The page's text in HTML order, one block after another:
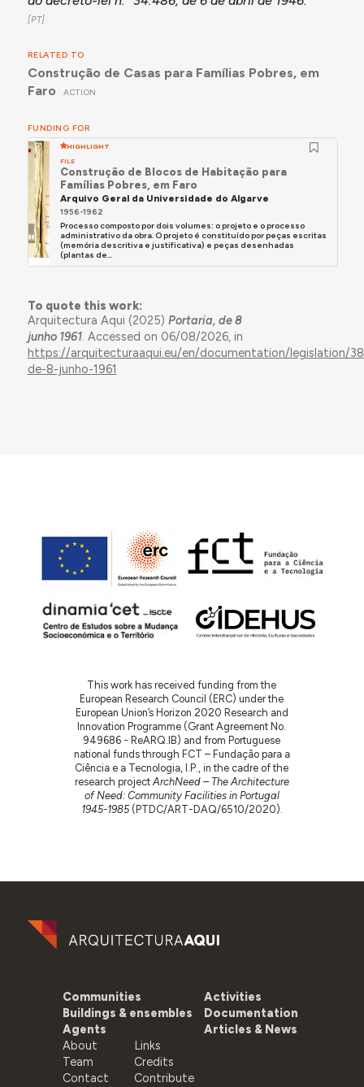
RELATED TO
Construção de Casas para Famílias Pobres, em
Faro
ACTION
FUNDING FOR
HIGHLIGHT
FILE
Construção de Blocos de Habitação para
Famílias Pobres, em Faro
Arquivo Geral da Universidade do Algarve
1956-1962
Processo composto por dois volumes: o projeto e o processo
administrativo da obra. O projeto é constituído por peças escritas
(memória descritiva e justificativa) e peças desenhadas
(plantas de...
To quote this work:
Arquitectura Aqui (2025) Portaria, de 8
junho 1961. Accessed on 06/08/2026, in
https://arquitecturaaqui.eu/en/documentation/legislation/
de-8-junho-1961
This work has received funding from the
European Research Council (ERC) under the
European Union’s Horizon 2020 Research and
Innovation Programme (Grant Agreement No.
949686 - ReARQ.IB) and from Portuguese
national funds through FCT – Fundação para a
Ciência e a Tecnologia, I.P., in the cadre of the
research projectArchNeed – The Architecture
of Need: Community Facilities in Portugal
1945-1985(PTDC/ART-DAQ/6510/2020).
Communities
Buildings & ensembles
Agents
Activities
Documentation
Articles & News
About
Team
Contact
Links
Credits
Contribute